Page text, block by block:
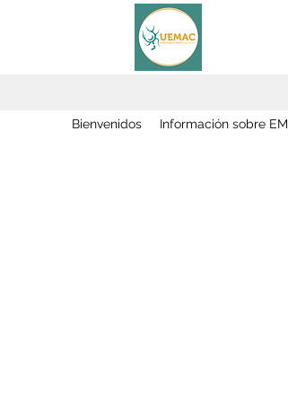
Bienvenidos Información sobre EM